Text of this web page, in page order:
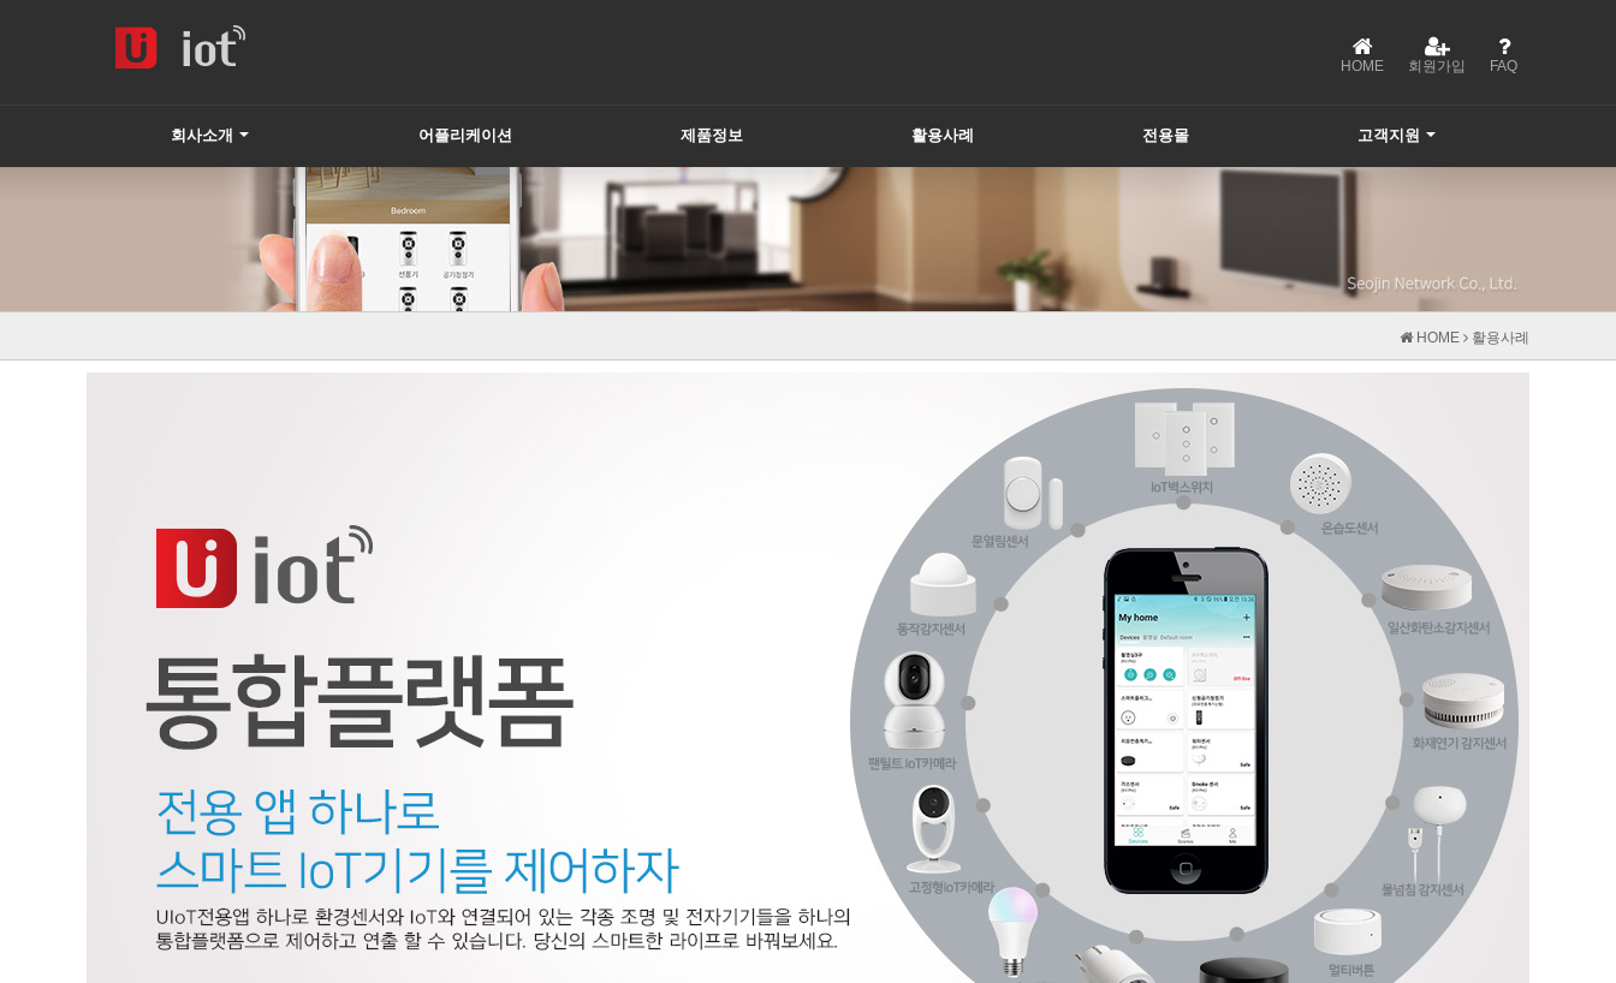
HOME 회원가입 FAQ
회사소개 어플리케이션 제품정보 활용사례 전용몰
고객지원
HOME 활용사례